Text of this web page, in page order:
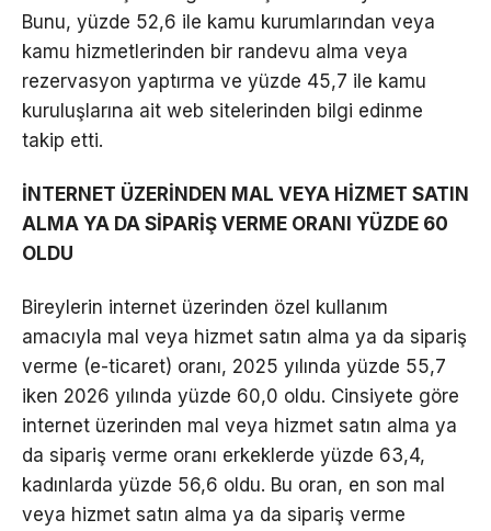
Bunu, yüzde 52,6 ile kamu kurumlarından veya
kamu hizmetlerinden bir randevu alma veya
rezervasyon yaptırma ve yüzde 45,7 ile kamu
kuruluşlarına ait web sitelerinden bilgi edinme
takip etti.
İNTERNET ÜZERİNDEN MAL VEYA HİZMET SATIN
ALMA YA DA SİPARİŞ VERME ORANI YÜZDE 60
OLDU
Bireylerin internet üzerinden özel kullanım
amacıyla mal veya hizmet satın alma ya da sipariş
verme (e-ticaret) oranı, 2025 yılında yüzde 55,7
iken 2026 yılında yüzde 60,0 oldu. Cinsiyete göre
internet üzerinden mal veya hizmet satın alma ya
da sipariş verme oranı erkeklerde yüzde 63,4,
kadınlarda yüzde 56,6 oldu. Bu oran, en son mal
veya hizmet satın alma ya da sipariş verme